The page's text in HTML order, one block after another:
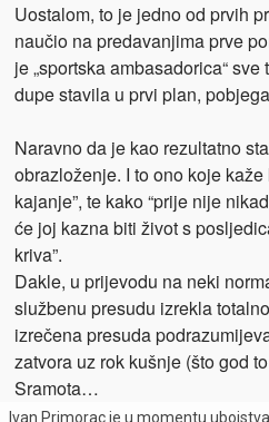
Uostalom, to je jedno od prvih
naučio na predavanjima prve
je „sportska ambasadorica“
dupe stavila u prvi plan,
Naravno da je kao rezultatno
obrazloženje. I to ono koje
kajanje”, te kako “prije nije
će joj kazna biti život s
kriva”.
Dakle, u prijevodu na neki
službenu presudu izrekla
izrečena presuda
zatvora uz rok kušnje (što god
Sramota…
Ivan Primorac je u momentu